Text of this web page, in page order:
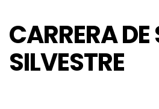
CARRERA DE
SILVESTRE